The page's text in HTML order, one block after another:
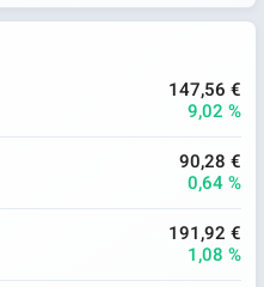
147,56 €
9,02 %
90,28 €
0,64 %
191,92 €
1,08 %